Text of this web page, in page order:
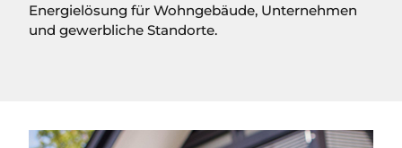
Energielösung für Wohngebäude, Unternehmen
und gewerbliche Standorte.